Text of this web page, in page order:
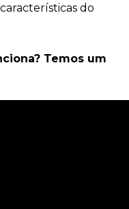
do
Temos um